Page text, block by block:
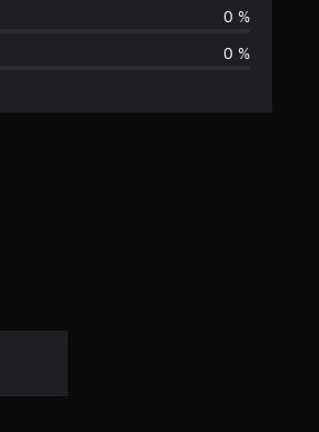
a
i
0 %
0 %